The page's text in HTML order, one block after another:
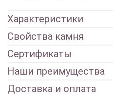
Характеристики
Свойства камня
Сертификаты
Наши преимущества
Доставка и оплата